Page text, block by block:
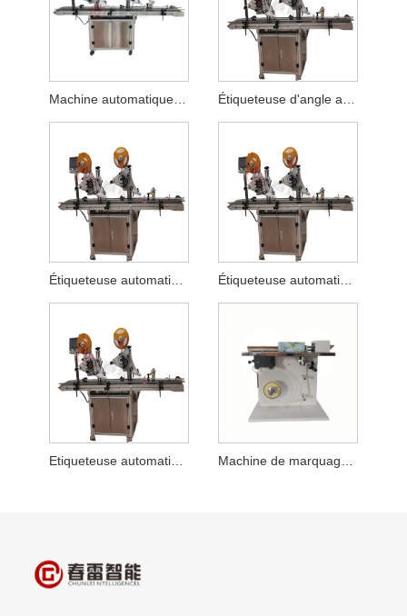
Machine automatique de cachetage et d'étiquetage de boîte d'emballage de puzzle Étiqueteuse d'angle automatique
Étiqueteuse automatique d'étiquettes d'étanchéité Étiqueteuse automatique de coin de boîte de couleur
Etiqueteuse automatique d'angle à angle droit